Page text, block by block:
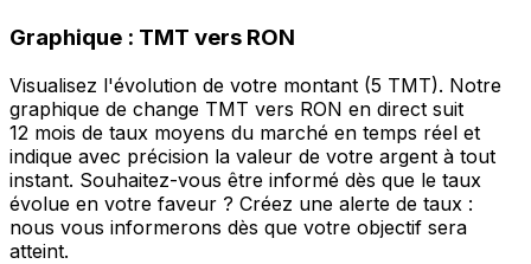
Graphique : TMT vers RON
Visualisez l'évolution de votre montant (5 TMT). Notre
graphique de change TMT vers RON en direct suit
12 mois de taux moyens du marché en temps réel et
indique avec précision la valeur de votre argent à tout
instant. Souhaitez-vous être informé dès que le taux
évolue en votre faveur ? Créez une alerte de taux :
nous vous informerons dès que votre objectif sera
atteint.